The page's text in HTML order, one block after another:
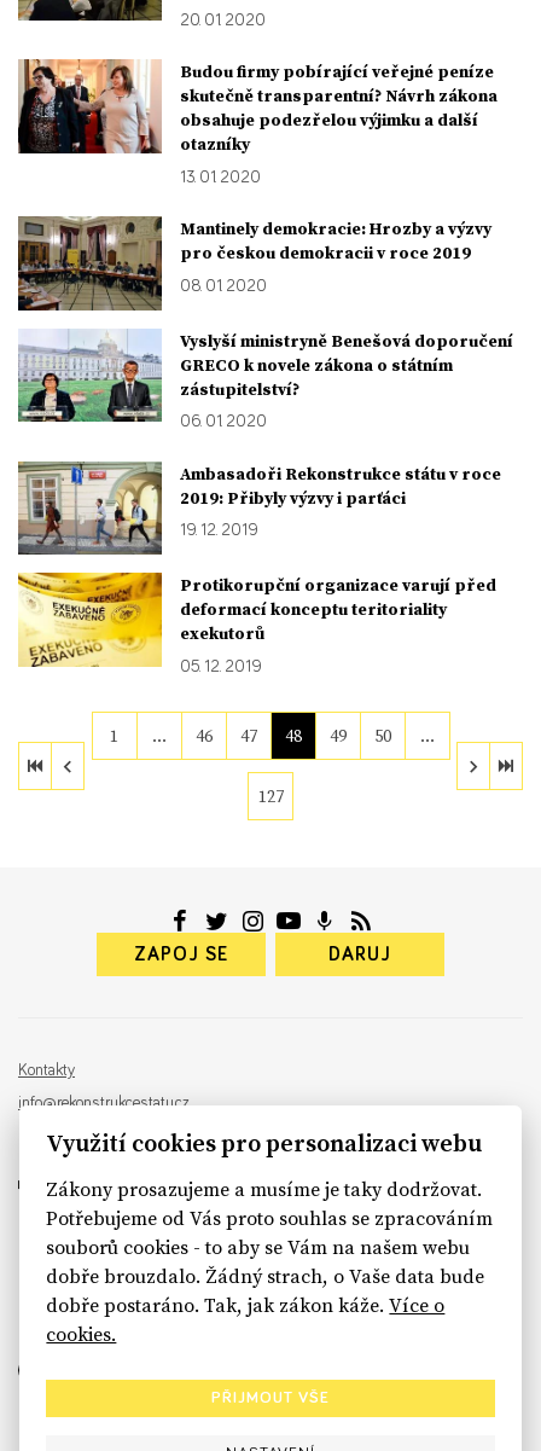
20. 01. 2020
Budou firmy pobírající veřejné peníze
skutečně transparentní? Návrh zákona
obsahuje podezřelou výjimku a další
otazníky
13. 01. 2020
Mantinely demokracie: Hrozby a výzvy
pro českou demokracii v roce 2019
08. 01. 2020
Vyslyší ministryně Benešová doporučení
GRECO k novele zákona o státním
zástupitelství?
06. 01. 2020
Ambasadoři Rekonstrukce státu v roce
2019: Přibyly výzvy i parťáci
19. 12. 2019
Protikorupční organizace varují před
deformací konceptu teritoriality
exekutorů
05. 12. 2019
1 … 46 47 48 49 50 …
127
ZAPOJ SE DARUJ
Kontakty
info@rekonstrukcestatu.cz
Návrh a vývoj: Sinfin , ilustrace:
sinfin.digital
Využití cookies pro personalizaci webu
Zákony prosazujeme a musíme je taky dodržovat.
Potřebujeme od Vás proto souhlas se zpracováním
souborů cookies - to aby se Vám na našem webu
dobře brouzdalo. Žádný strach, o Vaše data bude
dobře postaráno. Tak, jak zákon káže.Více o
cookies.
PŘIJMOUT VŠE